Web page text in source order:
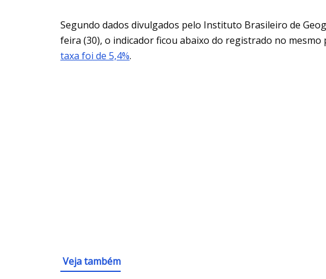
Segundo dados divulgados pelo Instituto Brasileiro de
feira (30), o indicador ficou abaixo do registrado no mesmo
taxa foi de 5,4%.
Veja também